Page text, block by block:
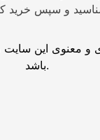
و معنوی این سایت
باشد.